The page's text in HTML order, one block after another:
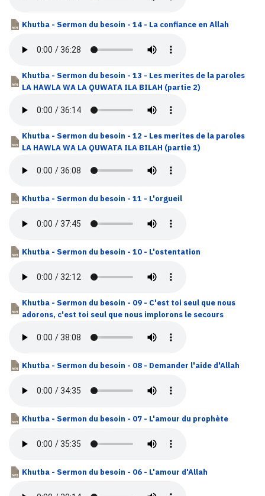
Khutba - Sermon du besoin - 14 - La confiance en Allah
Khutba - Sermon du besoin - 13 - Les merites de la paroles
LA HAWLA WA LA QUWATA ILA BILAH (partie 2)
Khutba - Sermon du besoin - 12 - Les merites de la paroles
LA HAWLA WA LA QUWATA ILA BILAH (partie 1)
Khutba - Sermon du besoin - 11 - L'orgueil
Khutba - Sermon du besoin - 10 - L'ostentation
Khutba - Sermon du besoin - 09 - C'est toi seul que nous
adorons, c'est toi seul que nous implorons le secours
Khutba - Sermon du besoin - 08 - Demander l'aide d'Allah
Khutba - Sermon du besoin - 07 - L'amour du prophète
Khutba - Sermon du besoin - 06 - L'amour d'Allah